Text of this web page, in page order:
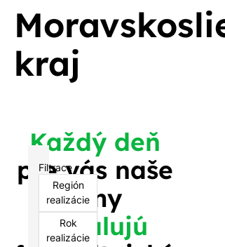
kraj
Každý deň
pre vás naše
tímy
inštalujú
Filtrace
Región
realizácie
Rok
realizácie